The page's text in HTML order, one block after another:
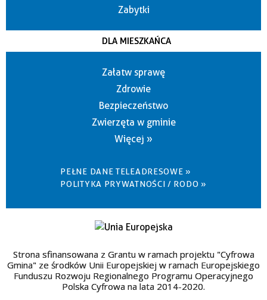
Zabytki
DLA MIESZKAŃCA
Załatw sprawę
Zdrowie
Bezpieczeństwo
Zwierzęta w gminie
Więcej »
PEŁNE DANE TELEADRESOWE »
POLITYKA PRYWATNOŚCI / RODO »
Strona sfinansowana z Grantu w ramach projektu "Cyfrowa
Gmina" ze środków Unii Europejskiej w ramach Europejskiego
Funduszu Rozwoju Regionalnego Programu Operacyjnego
Polska Cyfrowa na lata 2014-2020.